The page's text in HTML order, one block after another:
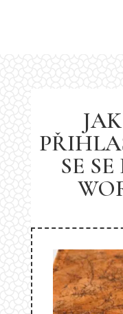
SE